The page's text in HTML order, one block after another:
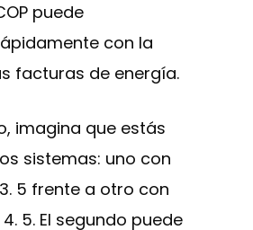
puede
con la
facturas de energía.
imagina que estás
sistemas: uno con
3. 5 frente a otro con
4. 5. El segundo puede